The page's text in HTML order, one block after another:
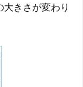
大きさが変わり